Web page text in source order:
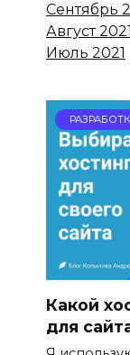
Сентябрь
Август 2021
Июль 2021
Какой
для